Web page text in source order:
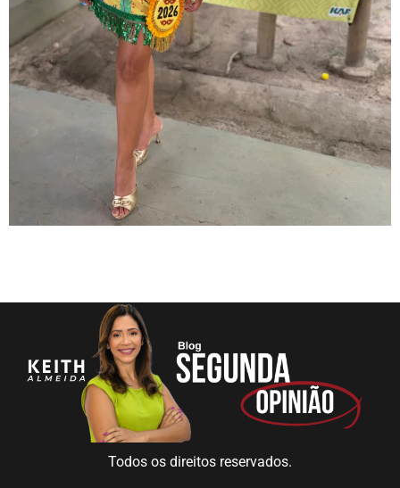
Todos os direitos reservados.